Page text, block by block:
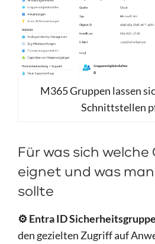
M365 Gruppen lassen
Schnittstellen
Für was sich welche
eignet und was
sollte
⚙️ Entra ID
den gezielten Zugriff auf